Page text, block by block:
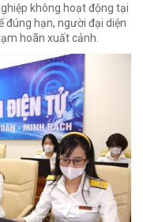
không hoạt động tại
đúng hạn, người đại diện
hoãn xuất cảnh.